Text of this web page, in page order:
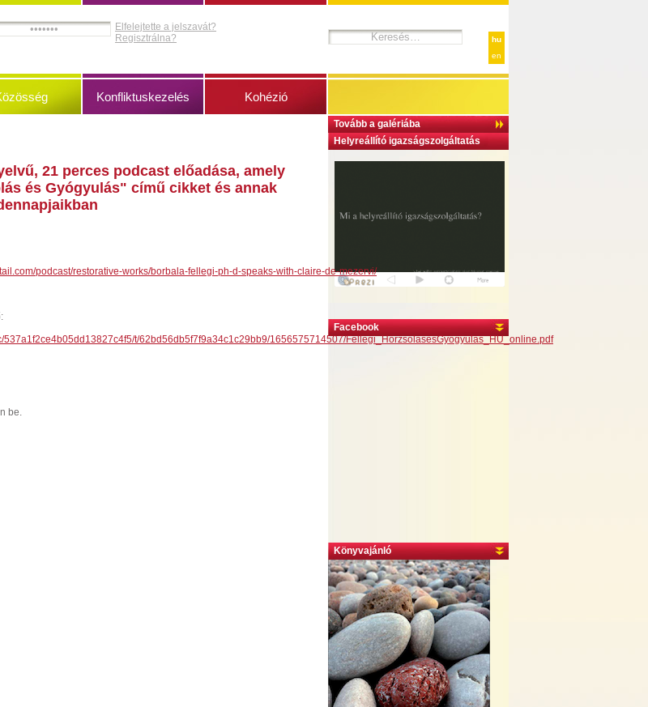
hu
en
Tovább a galériába
Helyreállító igazságszolgáltatás
Facebook
Könyvajánló
Elfelejtette a jelszavát?
Regisztrálna?
Konfliktuskezelés Kohézió
21 perces podcast előadása, amely
és Gyógyulás" című cikket és annak
podcast/restorative-works/borbala-fellegi-ph-d-speaks-with-claire-de-mezervi/
537a1f2ce4b05dd13827c4f5/t/62bd56db5f7f9a34c1c29bb9/1656575714507/Fellegi_HorzsolasesGyogyulas_HU_online.pdf
be.